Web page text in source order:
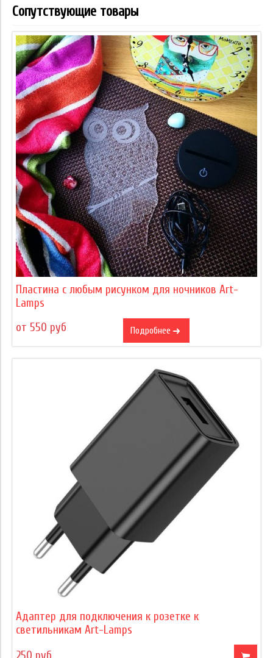
Сопутствующие товары
Пластина с любым рисунком для ночников Art-
Lamps
от 550 руб
Подробнее
Адаптер для подключения к розетке к
светильникам Art-Lamps